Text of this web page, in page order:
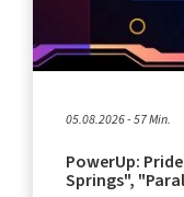
05.08.2026 - 57 Min.
PowerUp:
Springs",